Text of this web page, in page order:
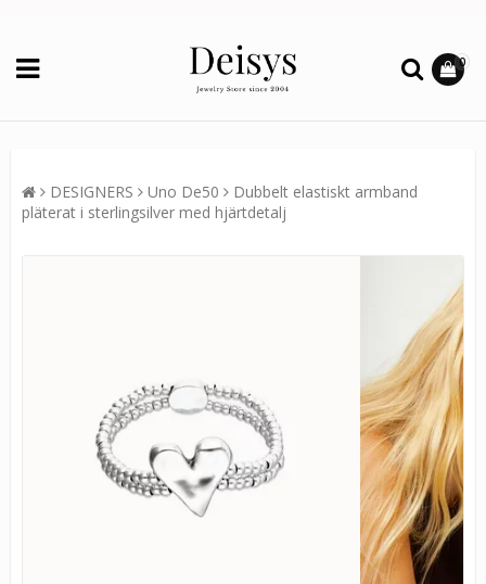
0
DESIGNERS Uno De50
Dubbelt elastiskt armband
pläterat i sterlingsilver med hjärtdetalj